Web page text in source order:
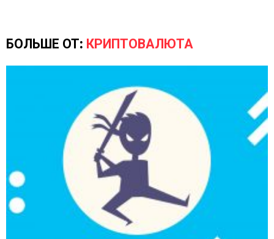
БОЛЬШЕ ОТ: КРИПТОВАЛЮТА